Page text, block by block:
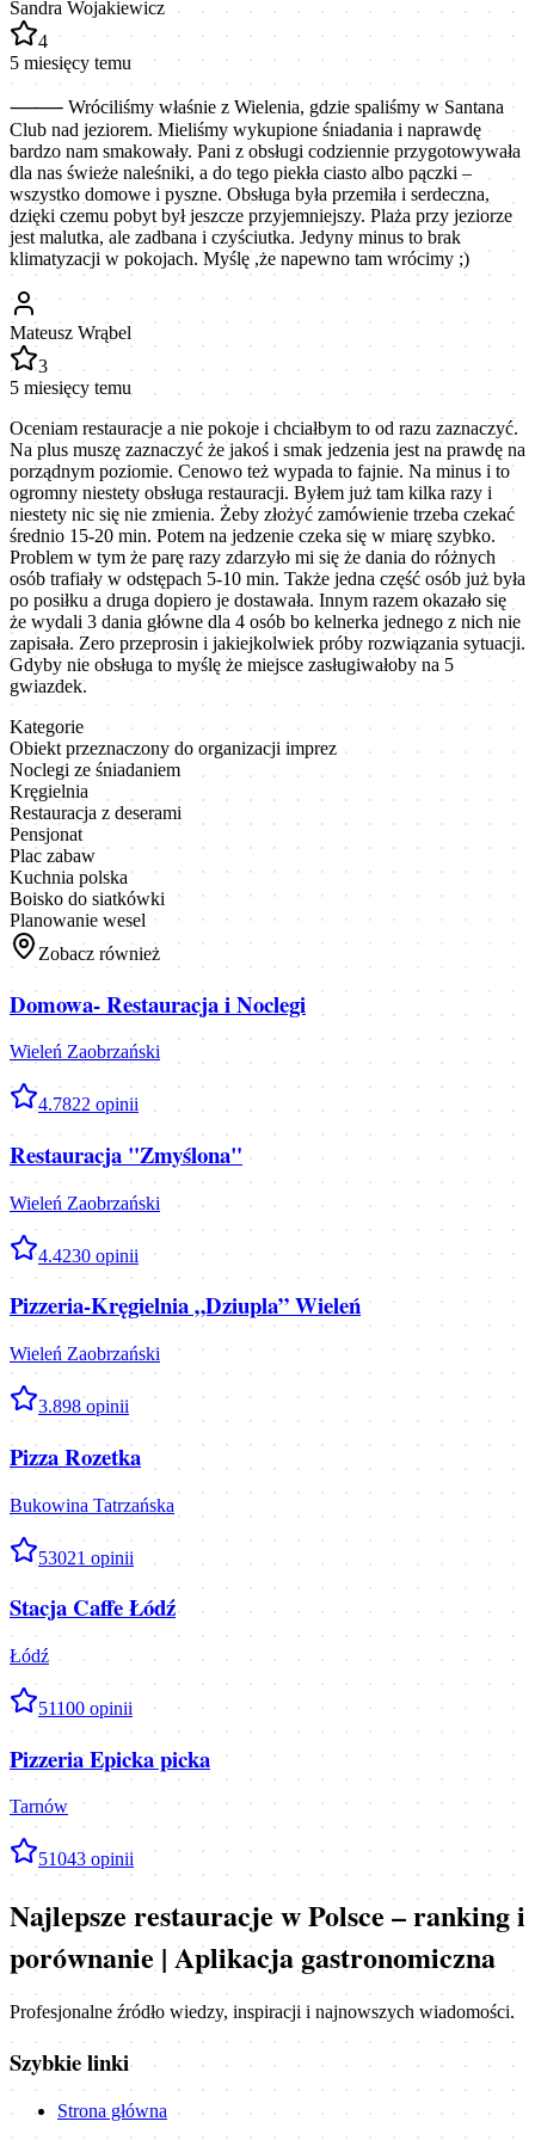
Sandra Wojakiewicz
4
5 miesięcy temu
⸻ Wróciliśmy właśnie z Wielenia, gdzie spaliśmy w Santana
Club nad jeziorem. Mieliśmy wykupione śniadania i naprawdę
bardzo nam smakowały. Pani z obsługi codziennie przygotowywała
dla nas świeże naleśniki, a do tego piekła ciasto albo pączki –
wszystko domowe i pyszne. Obsługa była przemiła i serdeczna,
dzięki czemu pobyt był jeszcze przyjemniejszy. Plaża przy jeziorze
jest malutka, ale zadbana i czyściutka. Jedyny minus to brak
klimatyzacji w pokojach. Myślę ,że napewno tam wrócimy ;)
Mateusz Wrąbel
3
5 miesięcy temu
Oceniam restauracje a nie pokoje i chciałbym to od razu zaznaczyć.
Na plus muszę zaznaczyć że jakoś i smak jedzenia jest na prawdę na
porządnym poziomie. Cenowo też wypada to fajnie. Na minus i to
ogromny niestety obsługa restauracji. Byłem już tam kilka razy i
niestety nic się nie zmienia. Żeby złożyć zamówienie trzeba czekać
średnio 15-20 min. Potem na jedzenie czeka się w miarę szybko.
Problem w tym że parę razy zdarzyło mi się że dania do różnych
osób trafiały w odstępach 5-10 min. Także jedna część osób już była
po posiłku a druga dopiero je dostawała. Innym razem okazało się
że wydali 3 dania główne dla 4 osób bo kelnerka jednego z nich nie
zapisała. Zero przeprosin i jakiejkolwiek próby rozwiązania sytuacji.
Gdyby nie obsługa to myślę że miejsce zasługiwałoby na 5
gwiazdek.
Kategorie
Obiekt przeznaczony do organizacji imprez
Noclegi ze śniadaniem
Kręgielnia
Restauracja z deserami
Pensjonat
Plac zabaw
Kuchnia polska
Boisko do siatkówki
Planowanie wesel
Zobacz również
Domowa- Restauracja i Noclegi
Wieleń Zaobrzański
4.7822 opinii
Restauracja "Zmyślona"
Wieleń Zaobrzański
4.4230 opinii
Pizzeria-Kręgielnia „Dziupla” Wieleń
Wieleń Zaobrzański
3.898 opinii
Pizza Rozetka
Bukowina Tatrzańska
53021 opinii
Stacja Caffe Łódź
Łódź
51100 opinii
Pizzeria Epicka picka
Tarnów
51043 opinii
Najlepsze restauracje w Polsce – ranking i
porównanie | Aplikacja gastronomiczna
Profesjonalne źródło wiedzy, inspiracji i najnowszych wiadomości.
Szybkie linki
Strona główna